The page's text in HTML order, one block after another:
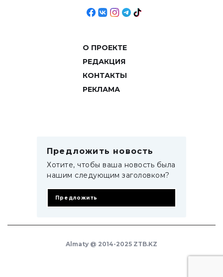
О ПРОЕКТЕ
РЕДАКЦИЯ
КОНТАКТЫ
РЕКЛАМА
Предложить новость
Хотите, чтобы ваша новость была
нашим следующим заголовком?
Предложить
Almaty @ 2014-2025 ZTB.KZ